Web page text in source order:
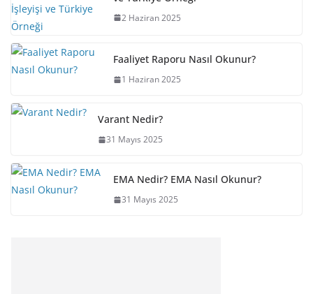
2 Haziran 2025
Faaliyet Raporu Nasıl Okunur?
1 Haziran 2025
Varant Nedir?
31 Mayıs 2025
EMA Nedir? EMA Nasıl Okunur?
31 Mayıs 2025